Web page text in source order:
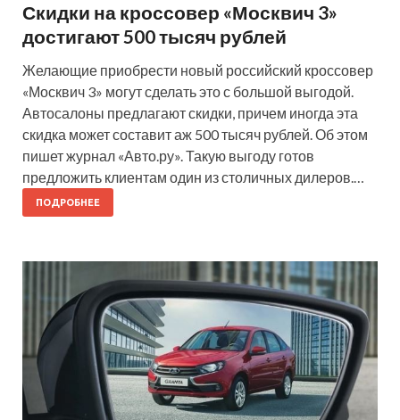
Скидки на кроссовер «Москвич 3»
достигают 500 тысяч рублей
Желающие приобрести новый российский кроссовер
«Москвич 3» могут сделать это с большой выгодой.
Автосалоны предлагают скидки, причем иногда эта
скидка может составит аж 500 тысяч рублей. Об этом
пишет журнал «Авто.ру». Такую выгоду готов
предложить клиентам один из столичных дилеров.…
ПОДРОБНЕЕ